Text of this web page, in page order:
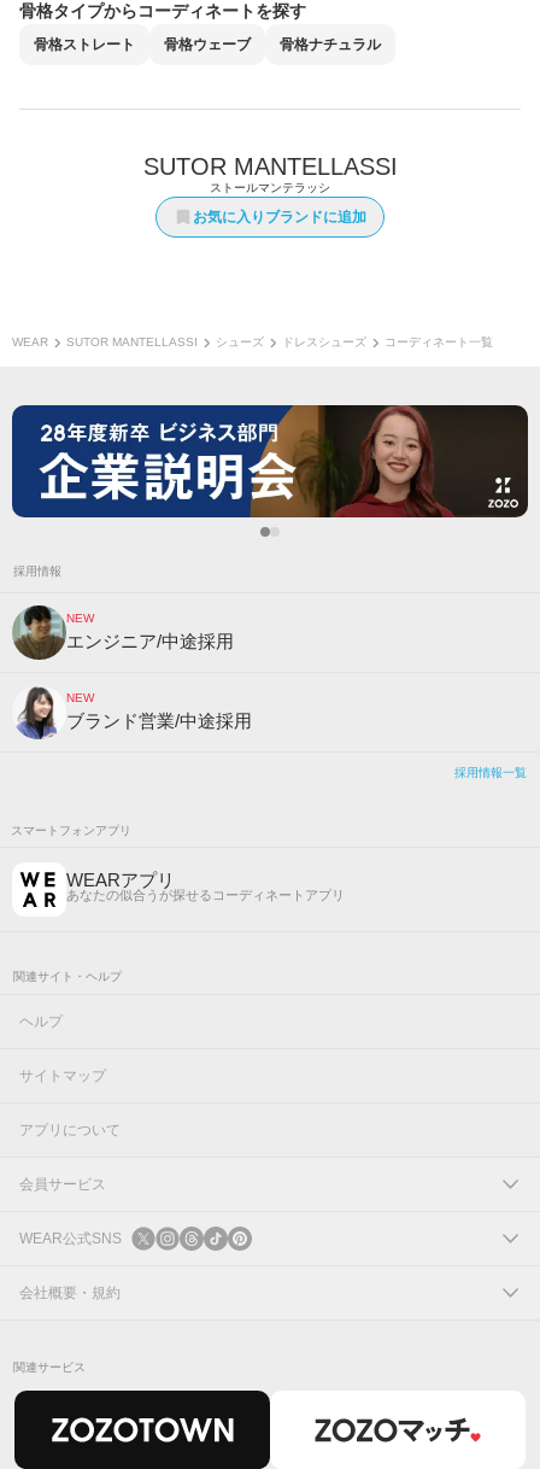
骨格タイプからコーディネートを探す
骨格ストレート 骨格ウェーブ 骨格ナチュラル
SUTOR MANTELLASSI
ストールマンテラッシ
お気に入りブランドに追加
WEAR SUTOR MANTELLASSI シューズ ドレスシューズ コーディネート一覧
採用情報
NEW
エンジニア/中途採用
NEW
ブランド営業/中途採用
採用情報一覧
スマートフォンアプリ
WEARアプリ
あなたの似合うが探せるコーディネートアプリ
関連サイト・ヘルプ
ヘルプ
サイトマップ
アプリについて
会員サービス
ログイン
新規会員登録
WEAR公式SNS
X
会社概要・規約
関連サービス